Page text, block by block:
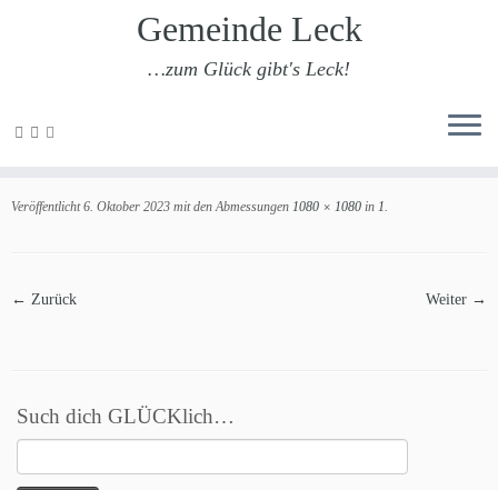
Zum
Gemeinde Leck
…zum Glück gibt's Leck!
Veröffentlicht 6. Oktober 2023 mit den Abmessungen 1080 × 1080 in 1.
← Zurück Weiter →
Such dich GLÜCKlich…
nach: